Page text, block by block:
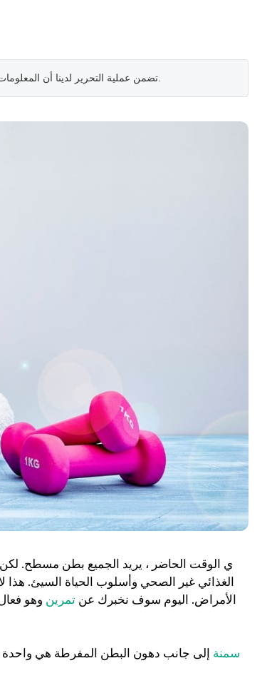
تضمن عملية التحرير لدينا أن
ي الوقت الحاضر ، يريد الجميع بطن مسطح.
الغذائي غير الصحي وأسلوب الحياة السيئ. هذا
الأمراض. اليوم سوف نخبرك عن تمرين وهو
سمنة
إلى جانب دهون البطن المفرطة هي